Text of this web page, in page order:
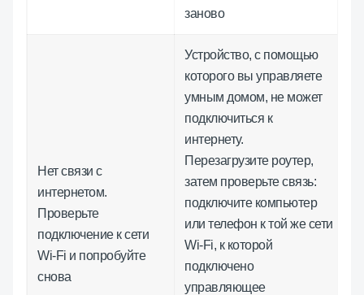
заново
Нет связи с
интернетом.
Проверьте
подключение к сети
Wi-Fi и попробуйте
снова
Устройство, с помощью
которого вы управляете
умным домом, не может
подключиться к
интернету.
Перезагрузите роутер,
затем проверьте связь:
подключите компьютер
или телефон к той же сети
Wi-Fi, к которой
подключено
управляющее